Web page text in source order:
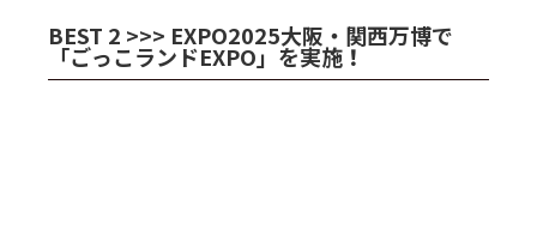
BEST 2 >>> EXPO2025大阪・関西万博で
「ごっこランドEXPO」を実施！